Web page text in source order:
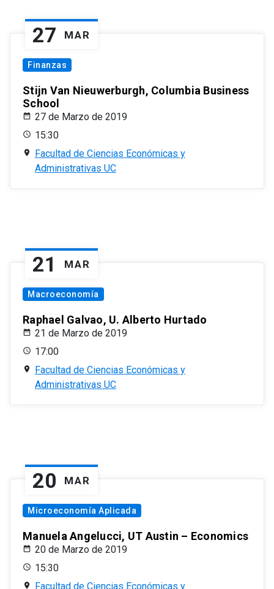
27 MAR
Finanzas
Stijn Van Nieuwerburgh, Columbia Business
School
27 de Marzo de 2019
15:30
Facultad de Ciencias Económicas y
Administrativas UC
21 MAR
Macroeconomía
Raphael Galvao, U. Alberto Hurtado
21 de Marzo de 2019
17:00
Facultad de Ciencias Económicas y
Administrativas UC
20 MAR
Microeconomía Aplicada
Manuela Angelucci, UT Austin – Economics
20 de Marzo de 2019
15:30
Facultad de Ciencias Económicas y